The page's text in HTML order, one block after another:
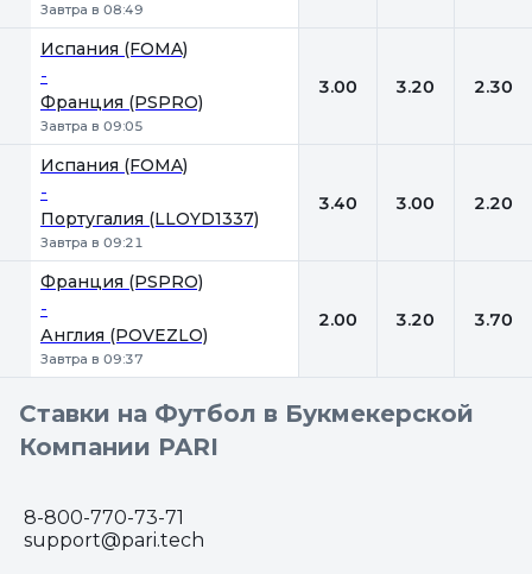
Завтра в 08:49
Испания (FOMA)
-
Франция (PSPRO)
Завтра в 09:05
3.00 3.20 2.30
Испания (FOMA)
-
Португалия (LLOYD1337)
Завтра в 09:21
3.40 3.00 2.20
Франция (PSPRO)
-
Англия (POVEZLO)
Завтра в 09:37
2.00 3.20 3.70
Ставки на Футбол в Букмекерской
Компании PARI
8-800-770-73-71
support@pari.tech